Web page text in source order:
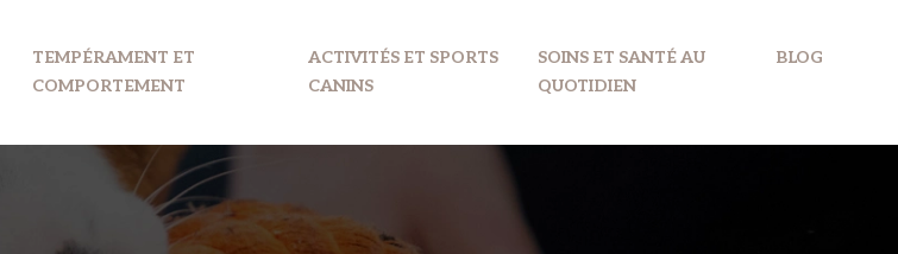
TEMPÉRAMENT ET
COMPORTEMENT
ACTIVITÉS ET SPORTS
CANINS
SOINS ET SANTÉ AU
QUOTIDIEN
BLOG